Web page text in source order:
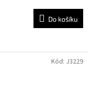
Do košíku
Kód: J3229